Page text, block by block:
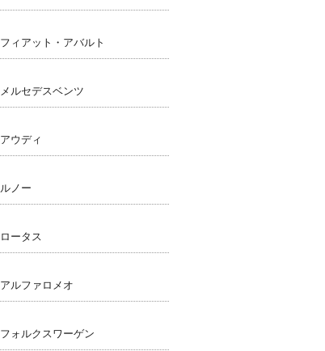
フィアット・アバルト
メルセデスベンツ
アウディ
ルノー
ロータス
アルファロメオ
フォルクスワーゲン